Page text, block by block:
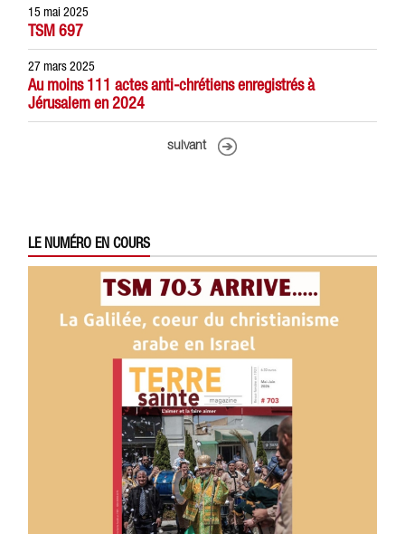
15 mai 2025
TSM 697
27 mars 2025
Au moins 111 actes anti-chrétiens enregistrés à
Jérusalem en 2024
suivant
LE NUMÉRO EN COURS